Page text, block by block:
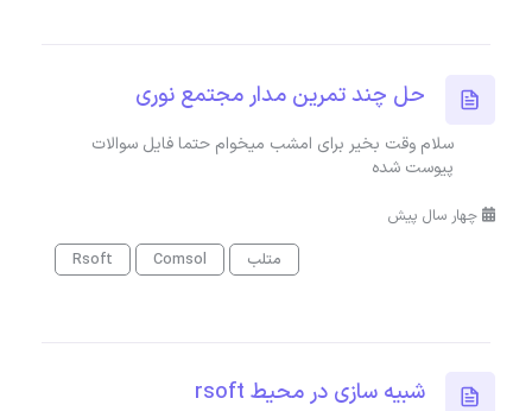
حل چند تمرین مدار مجتمع نوری
سلام وقت بخیر برای امشب میخوام حتما فایل سوالات
پیوست شده
چهار سال پیش
متلب
Comsol
Rsoft
شبیه سازی در محیط rsoft